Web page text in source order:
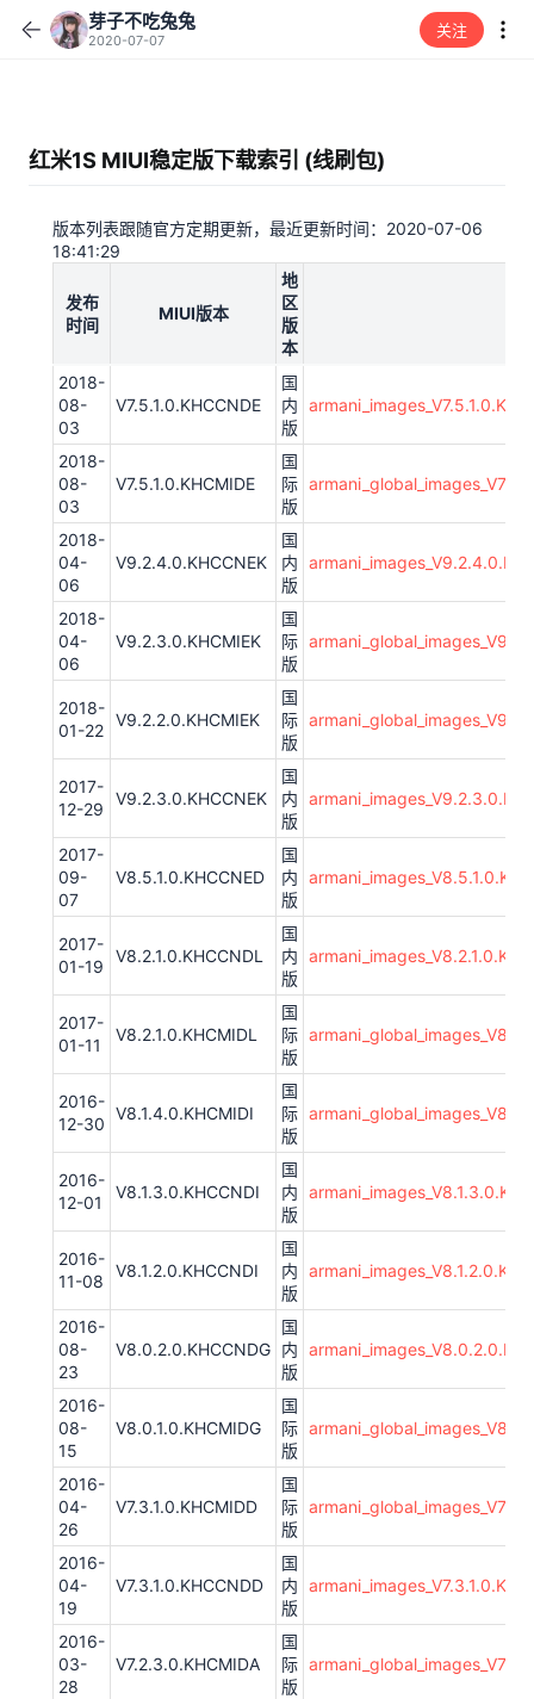
芽子不吃兔兔
2020-07-07
关注
红米1S MIUI稳定版下载索引 (线刷包)
版本列表跟随官方定期更新，最近更新时间：2020-07-06
18:41:29
发布
时间
MIUI版本
地
区
版
本
2018-
08-
03
V7.5.1.0.KHCCNDE
国
内
版
2018-
08-
03
V7.5.1.0.KHCMIDE
国
际
版
2018-
04-
06
V9.2.4.0.KHCCNEK
国
内
版
2018-
04-
06
V9.2.3.0.KHCMIEK
国
际
版
2018-
01-22
V9.2.2.0.KHCMIEK
国
际
版
2017-
12-29
V9.2.3.0.KHCCNEK
国
内
版
2017-
09-
07
V8.5.1.0.KHCCNED
国
内
版
2017-
01-19
V8.2.1.0.KHCCNDL
国
内
版
2017-
01-11
V8.2.1.0.KHCMIDL
国
际
版
2016-
12-30
V8.1.4.0.KHCMIDI
国
际
版
2016-
12-01
V8.1.3.0.KHCCNDI
国
内
版
2016-
11-08
V8.1.2.0.KHCCNDI
国
内
版
2016-
08-
23
V8.0.2.0.KHCCNDG
国
内
版
2016-
08-
15
V8.0.1.0.KHCMIDG
国
际
版
2016-
04-
26
V7.3.1.0.KHCMIDD
国
际
版
2016-
04-
19
V7.3.1.0.KHCCNDD
国
内
版
2016-
03-
28
V7.2.3.0.KHCMIDA
国
际
版